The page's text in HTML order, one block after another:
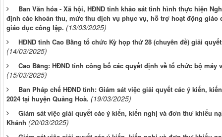
Ban Văn hóa - Xã hội, HĐND tỉnh khảo sát tình hình thực hiện
định các khoản thu, mức thu dịch vụ phục vụ, hỗ trợ hoạt động
giáo dục công lập. (13/03/2025)
HĐND tỉnh Cao Bằng tổ chức Kỳ họp thứ 28 (chuyên đề) giải
(14/03/2025)
Cao Bằng: HĐND tỉnh công bố các quyết định về tổ chức bộ máy
(15/03/2025)
Ban Pháp chế HĐND tỉnh: Giám sát việc giải quyết các ý kiến,
2024 tại huyện Quảng Hoà. (19/03/2025)
Giám sát việc giải quyết các ý kiến, kiến nghị và đơn thư khiếu
Khánh (20/03/2025)